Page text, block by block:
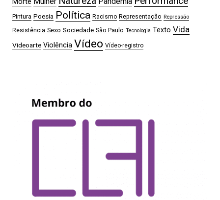
Pintura Poesia Política Racismo Representação Repressão
Resistência Sexo Sociedade São Paulo Tecnologia Texto Vida
Videoarte Violência Vídeo Vídeo-registro